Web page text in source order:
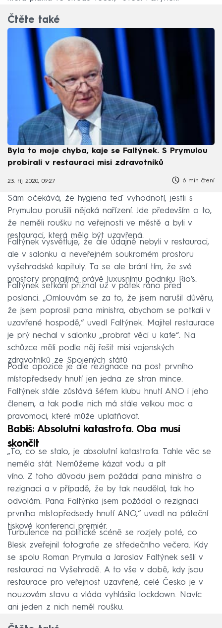
Čtěte také
Byla to moje chyba, kaje se Faltýnek. S Prymulou
probírali v restauraci misi zdravotníků
23. říj 2020, 09:27 6 min čtení
Sám očekává, že hygiena teď vyhodnotí, jestli s
Prymulou porušili nějaká nařízení. Jde především o to,
že neměli roušku na veřejnosti ve městě a byli v
restauraci, která měla být uzavřená.
Faltýnek vysvětluje, že ale údajně nebyli v restauraci,
ale v salonku a neveřejném soukromém prostoru
vyšehradské kapituly. Ta se ale brání tím, že své
prostory pronajímá právě luxusnímu podniku Rio’s.
Faltýnek setkání přiznal už v pátek ráno před
poslanci. „Omlouvám se za to, že jsem narušil důvěru,
že jsem poprosil pana ministra, abychom se potkali v
uzavřené hospodě,“ uvedl Faltýnek. Majitel restaurace
je prý nechal v salonku „probrat věci u kafe“. Na
schůzce měli podle něj řešit misi vojenských
zdravotníků ze Spojených států
Podle opozice je ale rezignace na post prvního
místopředsedy hnutí jen jedna ze stran mince.
Faltýnek stále zůstává šéfem klubu hnutí ANO i jeho
členem, a tak podle nich má stále velkou moc a
pravomoci, které může uplatňovat.
Babiš: Absolutní katastrofa. Oba musí
skončit
„To, co se stalo, je absolutní katastrofa. Tahle věc se
neměla stát. Nemůžeme kázat vodu a pít
víno. Z toho důvodu jsem požádal pana ministra o
rezignaci a v případě, že by tak neudělal, tak ho
odvolám. Pana Faltýnka jsem požádal o rezignaci
prvního místopředsedy hnutí ANO,“ uvedl na páteční
tiskové konferenci premiér.
Turbulence na politické scéně se rozjely poté, co
Blesk zveřejnil fotografie ze středečního večera. Kdy
se spolu Roman Prymula a Jaroslav Faltýnek sešli v
restauraci na Vyšehradě. A to vše v době, kdy jsou
restaurace pro veřejnost uzavřené, celé Česko je v
nouzovém stavu a vláda vyhlásila lockdown. Navíc
ani jeden z nich neměl roušku.